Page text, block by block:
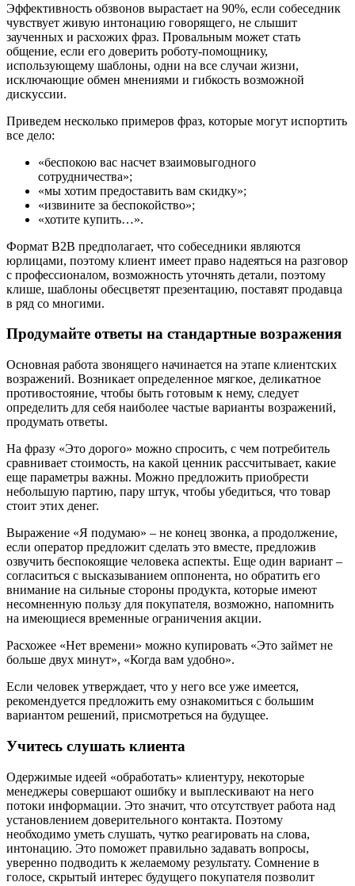
Эффективность обзвонов вырастает на 90%, если собеседник
чувствует живую интонацию говорящего, не слышит
заученных и расхожих фраз. Провальным может стать
общение, если его доверить роботу-помощнику,
использующему шаблоны, одни на все случаи жизни,
исключающие обмен мнениями и гибкость возможной
дискуссии.
Приведем несколько примеров фраз, которые могут испортить
все дело:
«беспокою вас насчет взаимовыгодного
сотрудничества»;
«мы хотим предоставить вам скидку»;
«извините за беспокойство»;
«хотите купить…».
Формат B2B предполагает, что собеседники являются
юрлицами, поэтому клиент имеет право надеяться на разговор
с профессионалом, возможность уточнять детали, поэтому
клише, шаблоны обесцветят презентацию, поставят продавца
в ряд со многими.
Продумайте ответы на стандартные возражения
Основная работа звонящего начинается на этапе клиентских
возражений. Возникает определенное мягкое, деликатное
противостояние, чтобы быть готовым к нему, следует
определить для себя наиболее частые варианты возражений,
продумать ответы.
На фразу «Это дорого» можно спросить, с чем потребитель
сравнивает стоимость, на какой ценник рассчитывает, какие
еще параметры важны. Можно предложить приобрести
небольшую партию, пару штук, чтобы убедиться, что товар
стоит этих денег.
Выражение «Я подумаю» – не конец звонка, а продолжение,
если оператор предложит сделать это вместе, предложив
озвучить беспокоящие человека аспекты. Еще один вариант –
согласиться с высказыванием оппонента, но обратить его
внимание на сильные стороны продукта, которые имеют
несомненную пользу для покупателя, возможно, напомнить
на имеющиеся временные ограничения акции.
Расхожее «Нет времени» можно купировать «Это займет не
больше двух минут», «Когда вам удобно».
Если человек утверждает, что у него все уже имеется,
рекомендуется предложить ему ознакомиться с большим
вариантом решений, присмотреться на будущее.
Учитесь слушать клиента
Одержимые идеей «обработать» клиентуру, некоторые
менеджеры совершают ошибку и выплескивают на него
потоки информации. Это значит, что отсутствует работа над
установлением доверительного контакта. Поэтому
необходимо уметь слушать, чутко реагировать на слова,
интонацию. Это поможет правильно задавать вопросы,
уверенно подводить к желаемому результату. Сомнение в
голосе, скрытый интерес будущего покупателя позволит